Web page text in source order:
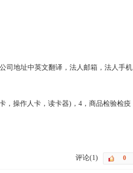
司地址中英文翻译，法人邮箱，法人手机
，操作人卡，读卡器)，4，商品检验检疫
评论(1)